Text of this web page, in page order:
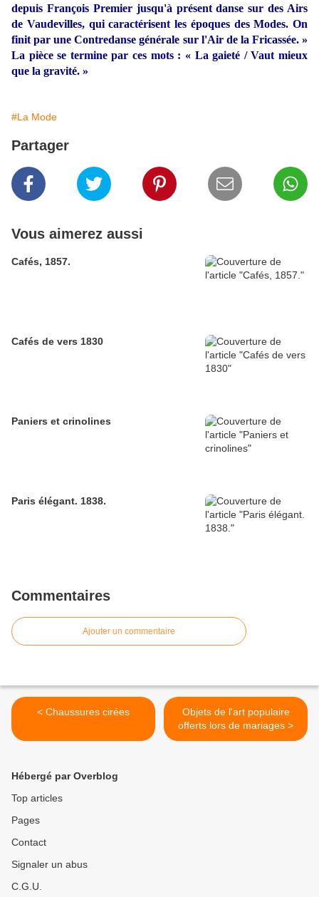
depuis François Premier jusqu'à présent danse sur des Airs
de Vaudevilles, qui caractérisent les époques des Modes. On
finit par une Contredanse générale sur l'Air de la Fricassée. »
La pièce se termine par ces mots : « La gaieté / Vaut mieux
que la gravité. »
#La Mode
Partager
Vous aimerez aussi
Cafés, 1857.
Cafés de vers 1830
Paniers et crinolines
Paris élégant. 1838.
Commentaires
Ajouter un commentaire
< Chaussures cirées
Objets de l'art populaire
offerts lors de mariages >
Hébergé par Overblog
Top articles
Pages
Contact
Signaler un abus
C.G.U.